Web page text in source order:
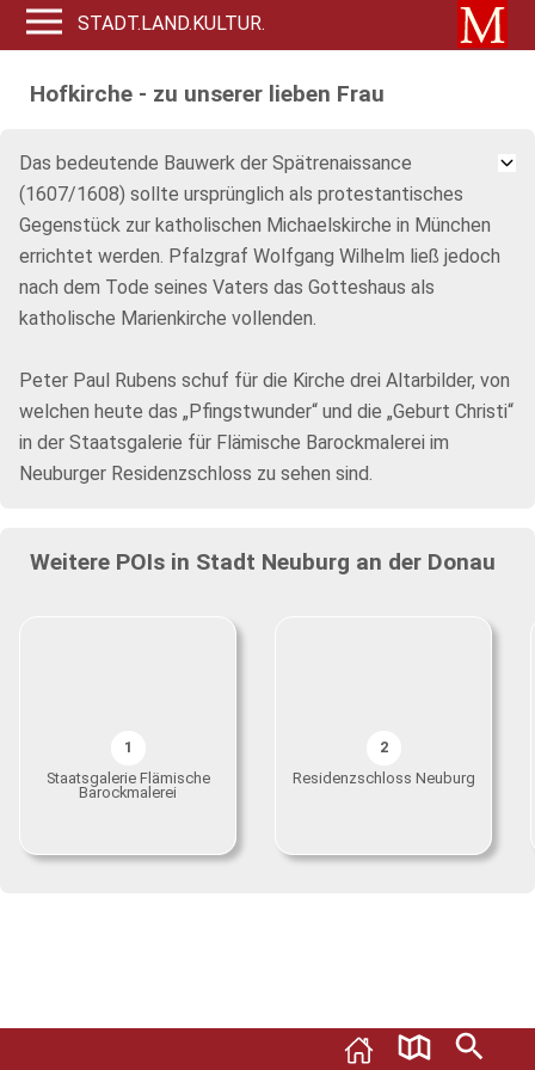
STADT.LAND.KULTUR.
Hofkirche - zu unserer lieben Frau
Das bedeutende Bauwerk der Spätrenaissance
(1607/1608) sollte ursprünglich als protestantisches
Gegenstück zur katholischen Michaelskirche in München
errichtet werden. Pfalzgraf Wolfgang Wilhelm ließ jedoch
nach dem Tode seines Vaters das Gotteshaus als
katholische Marienkirche vollenden.
Peter Paul Rubens schuf für die Kirche drei Altarbilder, von
welchen heute das „Pfingstwunder“ und die „Geburt Christi“
in der Staatsgalerie für Flämische Barockmalerei im
Neuburger Residenzschloss zu sehen sind.
Weitere POIs in Stadt Neuburg an der Donau
1
Staatsgalerie Flämische
Barockmalerei
2
Residenzschloss Neuburg